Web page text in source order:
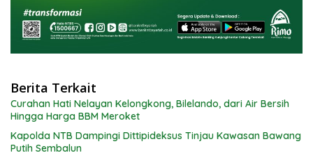
Berita Terkait
Curahan Hati Nelayan Kelongkong, Bilelando, dari Air Bersih
Hingga Harga BBM Meroket
Kapolda NTB Dampingi Dittipideksus Tinjau Kawasan Bawang
Putih Sembalun